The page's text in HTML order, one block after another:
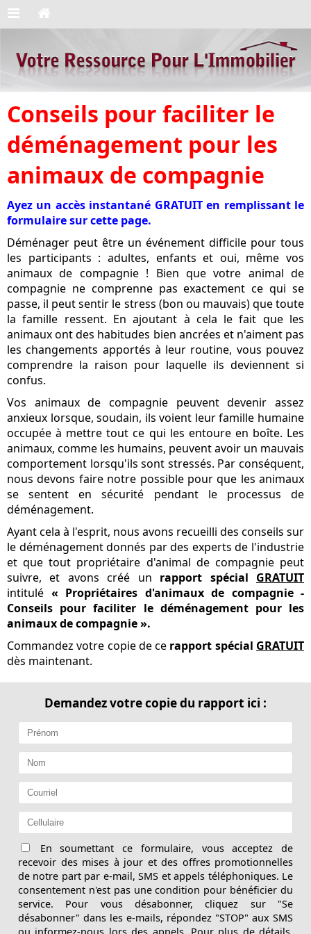
Conseils pour faciliter le
déménagement pour les
animaux de compagnie
Ayez un accès instantané GRATUIT en remplissant le
formulaire sur cette page.
Déménager peut être un événement difficile pour tous
les participants : adultes, enfants et oui, même vos
animaux de compagnie ! Bien que votre animal de
compagnie ne comprenne pas exactement ce qui se
passe, il peut sentir le stress (bon ou mauvais) que toute
la famille ressent. En ajoutant à cela le fait que les
animaux ont des habitudes bien ancrées et n'aiment pas
les changements apportés à leur routine, vous pouvez
comprendre la raison pour laquelle ils deviennent si
confus.
Vos animaux de compagnie peuvent devenir assez
anxieux lorsque, soudain, ils voient leur famille humaine
occupée à mettre tout ce qui les entoure en boîte. Les
animaux, comme les humains, peuvent avoir un mauvais
comportement lorsqu'ils sont stressés. Par conséquent,
nous devons faire notre possible pour que les animaux
se sentent en sécurité pendant le processus de
déménagement.
Ayant cela à l'esprit, nous avons recueilli des conseils sur
le déménagement donnés par des experts de l'industrie
et que tout propriétaire d'animal de compagnie peut
suivre, et avons créé un rapport spécial GRATUIT
intitulé « Propriétaires d'animaux de compagnie -
Conseils pour faciliter le déménagement pour les
animaux de compagnie ».
Commandez votre copie de ce rapport spécial GRATUIT
dès maintenant.
Demandez votre copie du rapport ici :
En soumettant ce formulaire, vous acceptez de
recevoir des mises à jour et des offres promotionnelles
de notre part par e-mail, SMS et appels téléphoniques. Le
consentement n'est pas une condition pour bénéficier du
service. Pour vous désabonner, cliquez sur "Se
désabonner" dans les e-mails, répondez "STOP" aux SMS
ou informez-nous lors des appels. Pour plus de détails,